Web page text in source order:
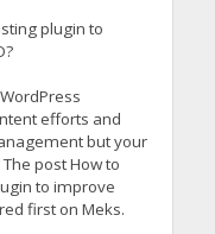
plugin to
efforts and
but your
post How to
to improve
first on Meks.